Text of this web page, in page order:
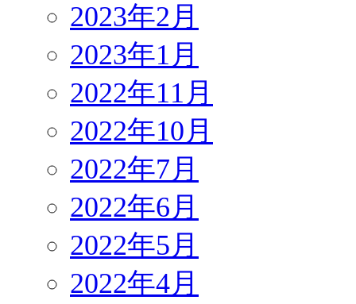
2023年2月
2023年1月
2022年11月
2022年10月
2022年7月
2022年6月
2022年5月
2022年4月